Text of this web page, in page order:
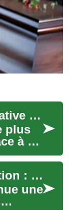
Crémation : une alternative de plus en plus prisée
plus
à sa
Les services de crémation : une alternative respectueuse pour honorer nos défunts
une